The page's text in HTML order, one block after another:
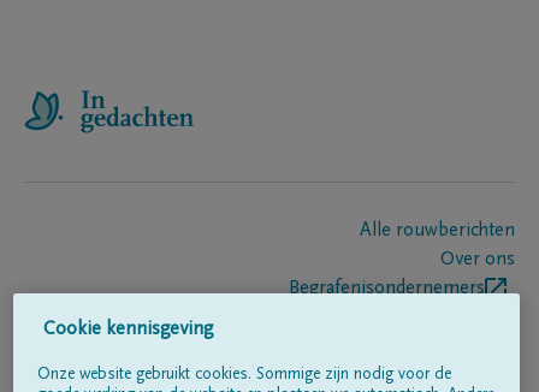
Alle rouwberichten
Over ons
Begrafenisondernemers
Cookie kennisgeving
Onze website gebruikt cookies. Sommige zijn nodig voor de